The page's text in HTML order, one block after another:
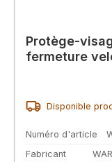
Protège-
fermeture
Disponible
Numéro d'article
Fabricant